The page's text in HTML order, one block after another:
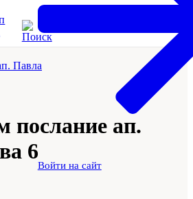
Войти на сайт
Павла
послание ап.
6